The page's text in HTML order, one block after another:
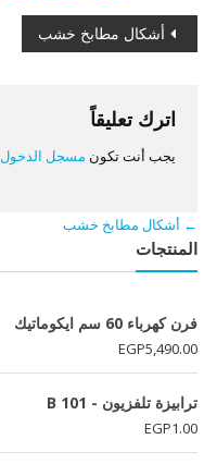
تصفّح
أشكال مطابخ خشب
اترك تعليقاً
يجب أنت تكون مسجل الدخول
← أشكال مطابخ خشب
المنتجات
فرن كهرباء 60 سم ايكوماتيك
EGP5,490.00
ترابيزة تلفزيون - B 101
EGP1.00